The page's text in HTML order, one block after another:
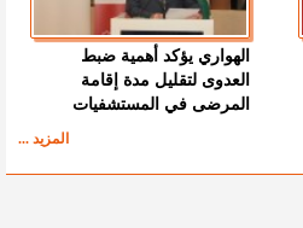
الهواري يؤكد أهمية ضبط
العدوى لتقليل مدة إقامة
المرضى في المستشفيات
المزيد ...